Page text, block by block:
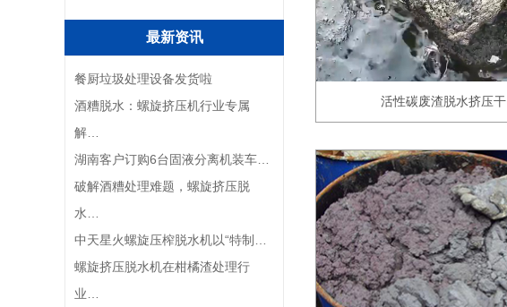
最新资讯
餐厨垃圾处理设备发货啦
酒糟脱水：螺旋挤压机行业专属
解…
湖南客户订购6台固液分离机装车…
破解酒糟处理难题，螺旋挤压脱
水…
中天星火螺旋压榨脱水机以“特制…
螺旋挤压脱水机在柑橘渣处理行
业…
活性碳废渣脱水挤压干